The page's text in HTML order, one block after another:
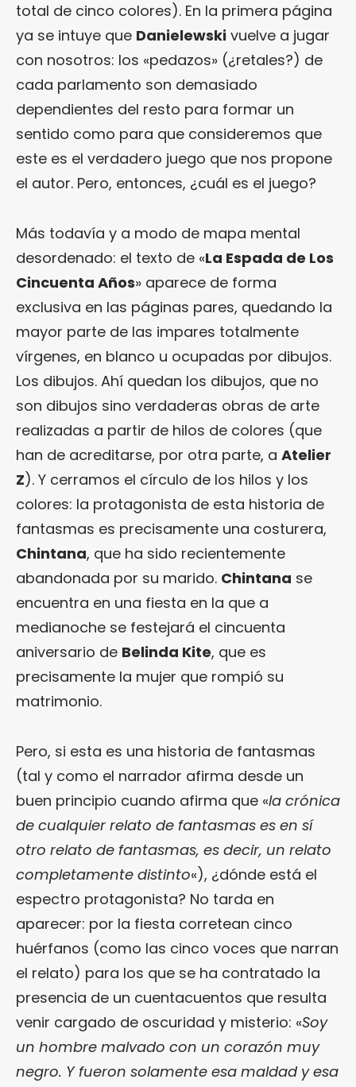
total de cinco colores). En la primera página
ya se intuye que Danielewski vuelve a jugar
con nosotros: los «pedazos» (¿retales?) de
cada parlamento son demasiado
dependientes del resto para formar un
sentido como para que consideremos que
este es el verdadero juego que nos propone
el autor. Pero, entonces, ¿cuál es el juego?
Más todavía y a modo de mapa mental
desordenado: el texto de «La Espada de Los
Cincuenta Años» aparece de forma
exclusiva en las páginas pares, quedando la
mayor parte de las impares totalmente
vírgenes, en blanco u ocupadas por dibujos.
Los dibujos. Ahí quedan los dibujos, que no
son dibujos sino verdaderas obras de arte
realizadas a partir de hilos de colores (que
han de acreditarse, por otra parte, a Atelier
Z). Y cerramos el círculo de los hilos y los
colores: la protagonista de esta historia de
fantasmas es precisamente una costurera,
Chintana, que ha sido recientemente
abandonada por su marido. Chintana se
encuentra en una fiesta en la que a
medianoche se festejará el cincuenta
aniversario de Belinda Kite, que es
precisamente la mujer que rompió su
matrimonio.
Pero, si esta es una historia de fantasmas
(tal y como el narrador afirma desde un
buen principio cuando afirma que «la crónica
de cualquier relato de fantasmas es en sí
otro relato de fantasmas, es decir, un relato
completamente distinto«), ¿dónde está el
espectro protagonista? No tarda en
aparecer: por la fiesta corretean cinco
huérfanos (como las cinco voces que narran
el relato) para los que se ha contratado la
presencia de un cuentacuentos que resulta
venir cargado de oscuridad y misterio: «Soy
un hombre malvado con un corazón muy
negro. Y fueron solamente esa maldad y esa